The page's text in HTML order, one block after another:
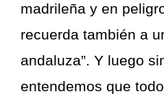
madrileña y en
recuerda también a
andaluza”. Y luego
entendemos que